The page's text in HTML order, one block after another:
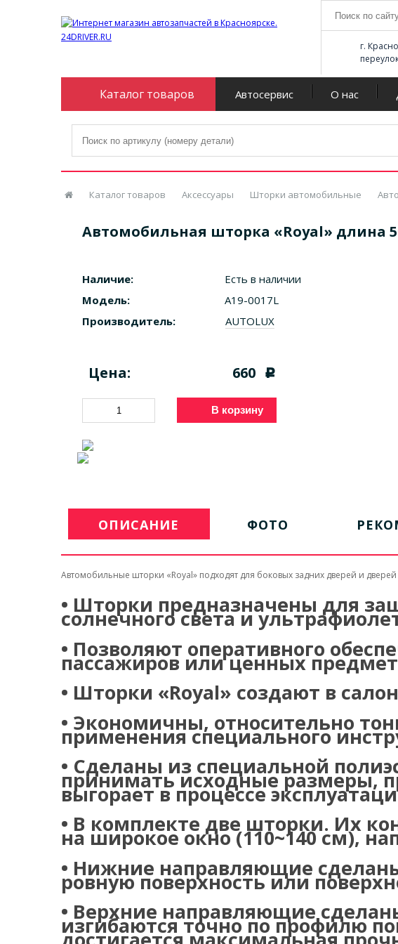
г.
Каталог товаров Автосервис О нас
Каталог товаров Аксессуары Шторки автомобильные
Автомобильная шторка «Royal» длина
Наличие:
Есть в наличии
Модель:
A19-0017L
Производитель:
AUTOLUX
Цена: 660 c
В корзину
ОПИСАНИЕ ФОТО
Автомобильные шторки «Royal» подходят для боковых задних дверей и
• Шторки предназначены для
солнечного света и
• Позволяют оперативного
пассажиров или ценных
• Шторки «Royal» cоздают в
• Экономичны, относительно
применения специального
• Сделаны из специальной
принимать исходные размеры,
выгорает в процессе
• В комплекте две шторки. Их
на широкое окно (110~140 см),
• Нижние направляющие
ровную поверхность или
• Верхние направляющие
изгибаются точно по профилю